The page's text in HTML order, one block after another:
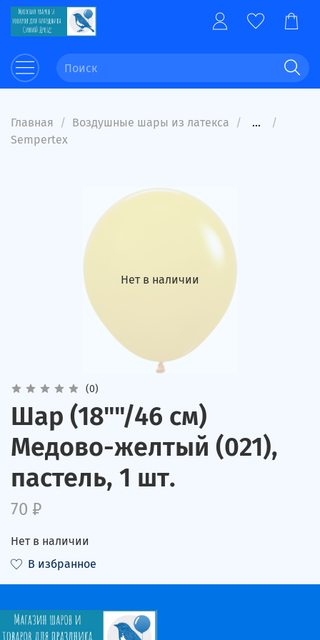
Главная Воздушные шары из латекса
...
Sempertex
Нет в наличии
(0)
Шар (18""/46 см)
Медово-желтый (021),
пастель, 1 шт.
70 ₽
Нет в наличии
В избранное